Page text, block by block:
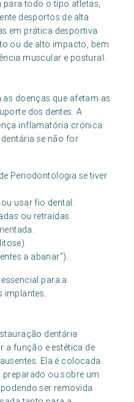
para todo o tipo atletas,
desportos de alta
em prática desportiva
ou de alto impacto, bem
muscular e postural.
as doenças que afetam as
dos dentes. A
inflamatória crónica
se não for
Periodontologia se tiver
usar fio dental.
ou retraídas.
a abanar”).
para a
implantes.
dentária
a função e estética de
Ela é colocada
ou sobre um
ser removida